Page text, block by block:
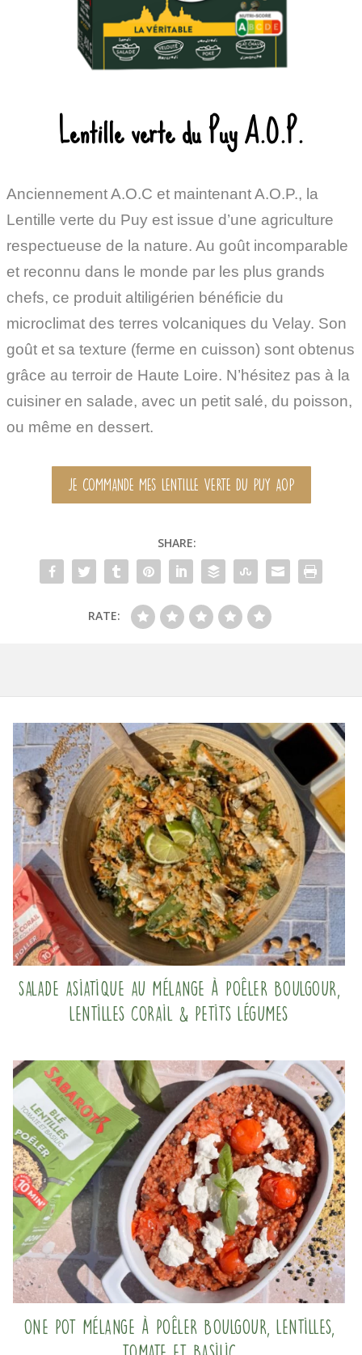
Lentille verte du Puy A.O.P.
Anciennement A.O.C et maintenant A.O.P., la
Lentille verte du Puy est issue d’une agriculture
respectueuse de la nature. Au goût incomparable
et reconnu dans le monde par les plus grands
chefs, ce produit altiligérien bénéficie du
microclimat des terres volcaniques du Velay. Son
goût et sa texture (ferme en cuisson) sont obtenus
grâce au terroir de Haute Loire. N’hésitez pas à la
cuisiner en salade, avec un petit salé, du poisson,
ou même en dessert.
JE COMMANDE MES LENTILLE VERTE DU PUY AOP
SHARE:
RATE:
Salade asiatique au mélange à poêler Boulgour,
Lentilles corail & Petits légumes
One pot mélange à poêler boulgour, lentilles,
tomate et basilic